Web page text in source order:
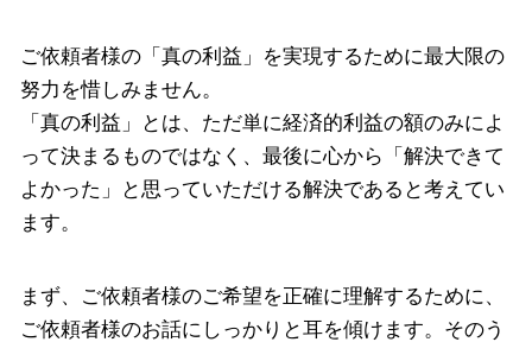
ご依頼者様の「真の利益」を実現するために最大限の
努力を惜しみません。
「真の利益」とは、ただ単に経済的利益の額のみによ
って決まるものではなく、最後に心から「解決できて
よかった」と思っていただける解決であると考えてい
ます。
まず、ご依頼者様のご希望を正確に理解するために、
ご依頼者様のお話にしっかりと耳を傾けます。そのう